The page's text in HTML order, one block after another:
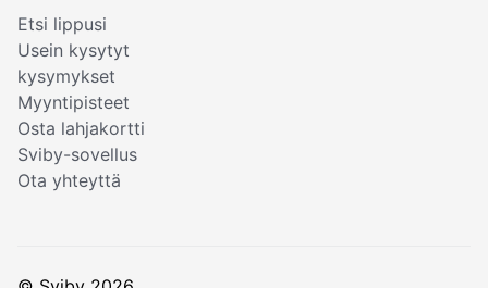
Etsi lippusi
Usein kysytyt
kysymykset
Myyntipisteet
Osta lahjakortti
Sviby-sovellus
Ota yhteyttä